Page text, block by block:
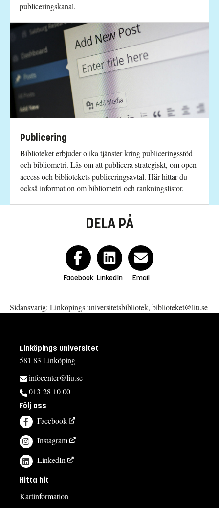
publiceringskanal.
Publicering
Biblioteket erbjuder olika tjänster kring publiceringsstöd
och bibliometri. Läs om att publicera strategiskt, om open
access och bibliotekets publiceringsavtal. Här hittar du
också information om bibliometri och rankningslistor.
DELA PÅ
Facebook LinkedIn Email
Sidansvarig: Linköpings universitetsbibliotek, biblioteket@liu.se
Linköpings universitet
581 83 Linköping
infocenter@liu.se
013-28 10 00
Följ oss
Facebook
Instagram
LinkedIn
Hitta hit
Kartinformation